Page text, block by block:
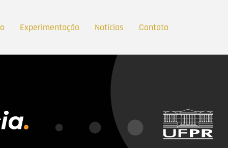
Experimentação Notícias Contato